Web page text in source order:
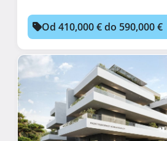
Od 410,000 € do 590,000 €